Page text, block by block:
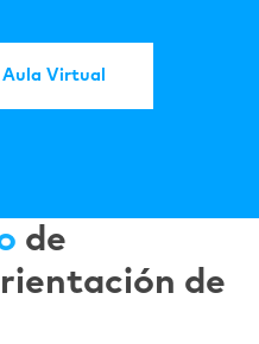
Virtual
de
de